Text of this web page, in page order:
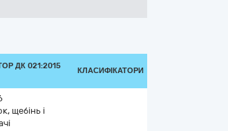
ДК 021:2015
КЛАСИФІКАТОРИ
щебінь і